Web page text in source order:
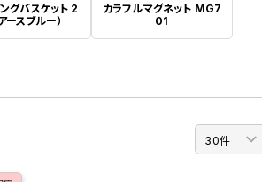
グバスケット 2
ースブルー）
カラフルマグネット MG7
01